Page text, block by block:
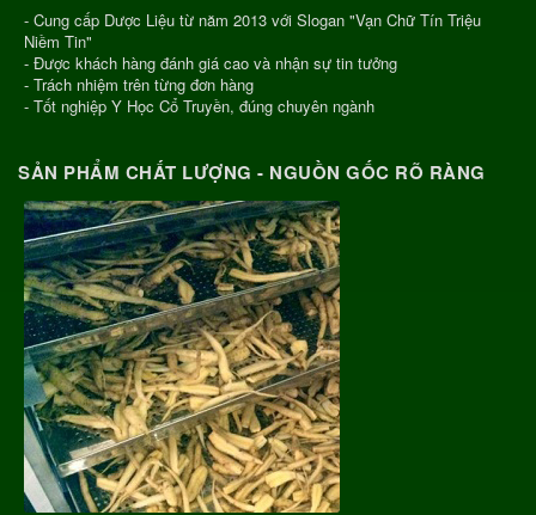
- Cung cấp Dược Liệu từ năm 2013 với Slogan "Vạn Chữ Tín Triệu
Niềm Tin"
- Được khách hàng đánh giá cao và nhận sự tin tưởng
- Trách nhiệm trên từng đơn hàng
- Tốt nghiệp Y Học Cổ Truyền, đúng chuyên ngành
SẢN PHẨM CHẤT LƯỢNG - NGUỒN GỐC RÕ RÀNG